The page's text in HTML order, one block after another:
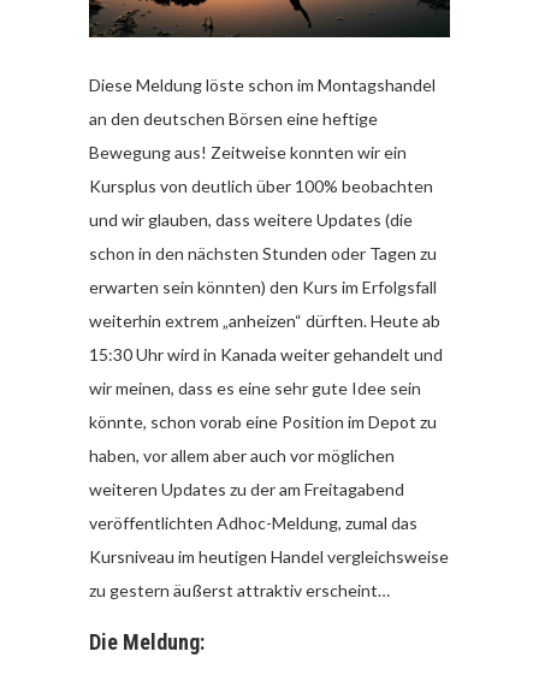
Diese Meldung löste schon im Montagshandel
an den deutschen Börsen eine heftige
Bewegung aus! Zeitweise konnten wir ein
Kursplus von deutlich über 100% beobachten
und wir glauben, dass weitere Updates (die
schon in den nächsten Stunden oder Tagen zu
erwarten sein könnten) den Kurs im Erfolgsfall
weiterhin extrem „anheizen“ dürften. Heute ab
15:30 Uhr wird in Kanada weiter gehandelt und
wir meinen, dass es eine sehr gute Idee sein
könnte, schon vorab eine Position im Depot zu
haben, vor allem aber auch vor möglichen
weiteren Updates zu der am Freitagabend
veröffentlichten Adhoc-Meldung, zumal das
Kursniveau im heutigen Handel vergleichsweise
zu gestern äußerst attraktiv erscheint…
Die Meldung: